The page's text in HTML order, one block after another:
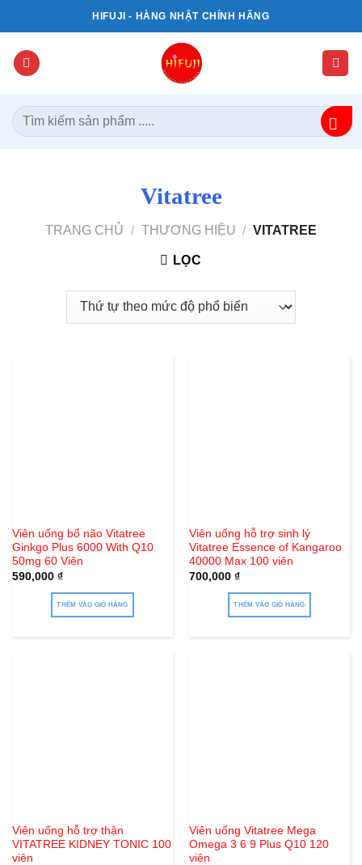
qua
dung
HIFUJI - HÀNG NHẬT CHÍNH HÃNG
Tìm
kiếm:
Vitatree
TRANG CHỦ / THƯƠNG HIỆU / VITATREE
LỌC
Viên uống bổ não Vitatree
Ginkgo Plus 6000 With Q10
50mg 60 Viên
590,000 ₫
THÊM VÀO GIỎ HÀNG
Viên uống hỗ trợ sinh lý
Vitatree Essence of Kangaroo
40000 Max 100 viên
700,000 ₫
THÊM VÀO GIỎ HÀNG
Viên uống hỗ trợ thận
VITATREE KIDNEY TONIC 100
viên
Viên uống Vitatree Mega
Omega 3 6 9 Plus Q10 120
viên